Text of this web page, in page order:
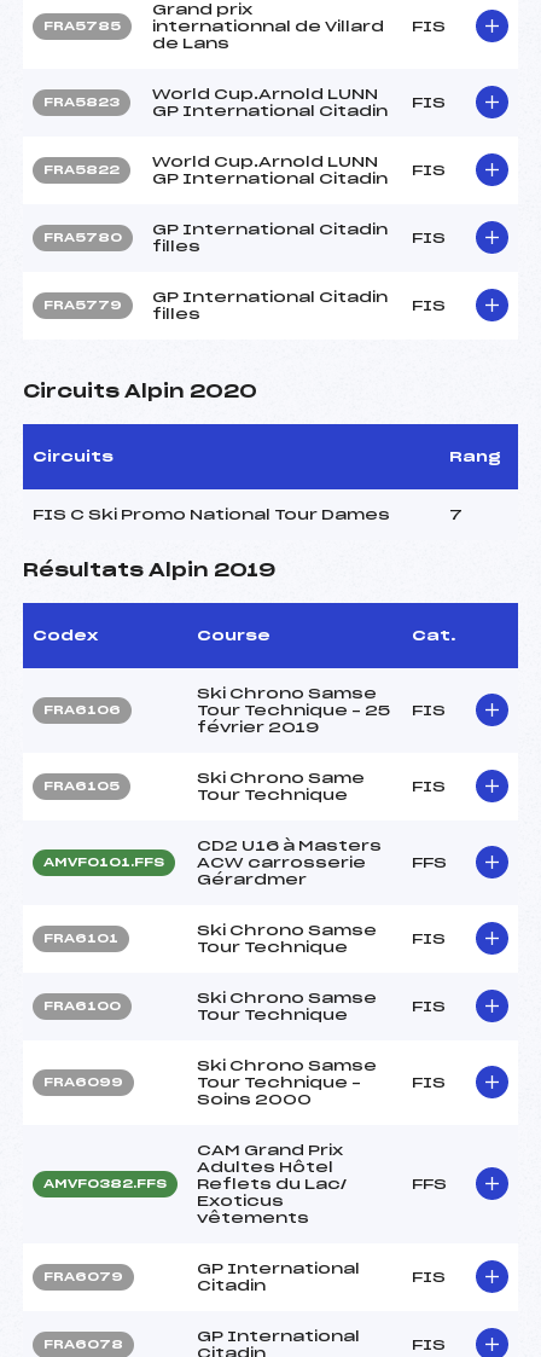
FRA5785
Grand prix
internationnal de Villard
de Lans
FIS
FRA5823
World Cup.Arnold LUNN
GP International Citadin
FIS
FRA5822
World Cup.Arnold LUNN
GP International Citadin
FIS
FRA5780
GP International Citadin
filles
FIS
FRA5779
GP International Citadin
filles
FIS
Circuits Alpin 2020
Circuits Rang
FIS C Ski Promo National Tour Dames 7
Résultats Alpin 2019
Codex Course Cat.
FRA6106
Ski Chrono Samse
Tour Technique – 25
février 2019
FIS
FRA6105
Ski Chrono Same
Tour Technique
FIS
AMVF0101.FFS
CD2 U16 à Masters
ACW carrosserie
Gérardmer
FFS
FRA6101
Ski Chrono Samse
Tour Technique
FIS
FRA6100
Ski Chrono Samse
Tour Technique
FIS
FRA6099
Ski Chrono Samse
Tour Technique –
Soins 2000
FIS
AMVF0382.FFS
CAM Grand Prix
Adultes Hôtel
Reflets du Lac/
Exoticus
vêtements
FFS
FRA6079
GP International
Citadin
FIS
FRA6078
GP International
Citadin
FIS